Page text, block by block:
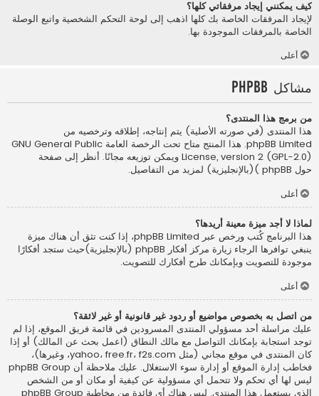
كيف يمكنني إيجاد مرفقاتي كلها؟
لإيجاد المرفقات الخاصة بك كلها اذهب إلى لوحة التحكم الشخصية واتبع الوصلة
الخاصة بالمرفقات الموجودة بها.
أعلى
مشاكل phpBB
من برمج هذا المنتدى؟
هذا المنتدى (في صورته الأصلية) يتم إنتاجه، إطلاقه وترخصيه من
phpBB Limited
. هذا المنتج متاح تحت الرخصة العامة GNU General Public
License, version 2 (GPL-2.0) ويمكن توزيعه مجانًا. أنظر إلى صفحة
حول phpBB )(بالإنجليزية)
لمزيد من التفاصيل.
أعلى
لماذا لا أجد ميزة معينة أريدها؟
هذا البرنامج كُتب ورخص عبر phpBB Limited، إذا كنت تثق أن هناك ميزة
ينبغي توافرها الرجاء زيارة مركز أفكار phpBB (بالإنجليزية)
حيث ستجد أفكارًا
موجودة للتصويت وبإمكانك طرح أفكارك للتصويت.
أعلى
من اتصل به بخصوص مواضيع أو ردود غير قانونية أو غير لائقة؟
عليك مراسلة أحد مسؤولي المنتدى المسرودين في قائمة فريق الموقع، إذا لم
توجد استجابة بإمكانك التواصل مع مالك النطاق (اعمل بحث عن المالك) أو إذا
كان المنتدى في موقع مجاني (مثل yahoo، free.fr، f2s.com، وغيرها)،
فخاطب إدارة الموقع أو إدارة سوء الاستغلال. عليك ملاحظة أن phpBB Group
ليس لها أي تحكم ولا تتحمل أي مسؤولية عن كيفية أو مكان أو من الشخص
الذي يستعمل هذا المنتدى. ليس هناك أي فائدة من مخاطبة phpBB Group